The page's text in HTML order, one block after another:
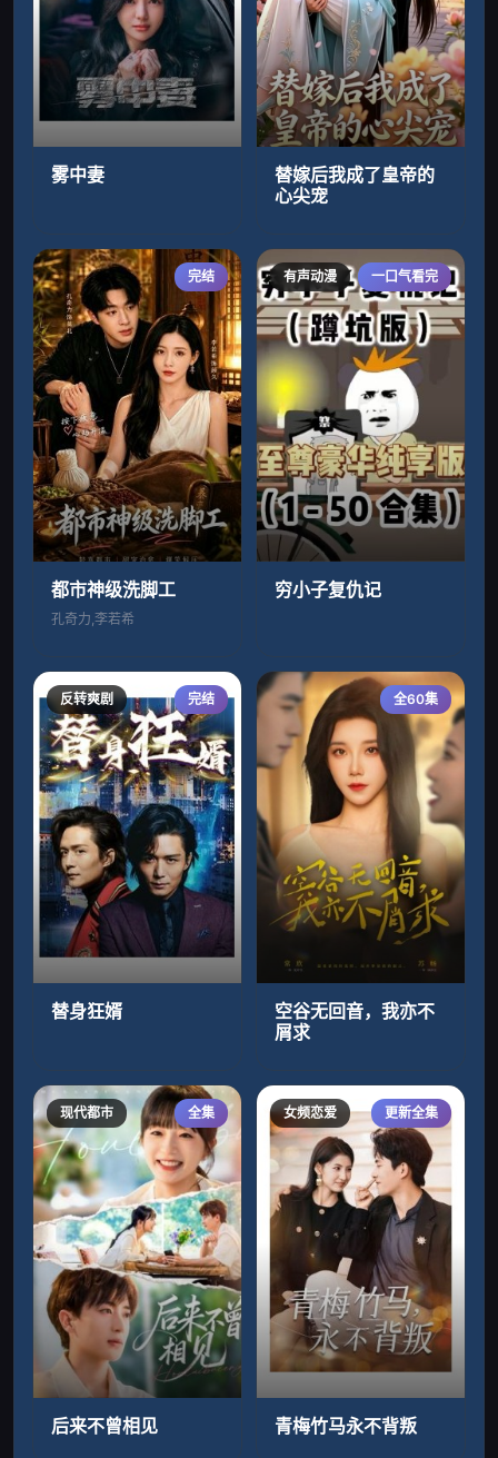
雾中妻
替嫁后我成了皇帝的
心尖宠
完结
都市神级洗脚工
孔奇力,李若希
有声动漫 一口气看完
穷小子复仇记
反转爽剧 完结
替身狂婿
全60集
空谷无回音，我亦不
屑求
现代都市 全集
后来不曾相见
女频恋爱 更新全集
青梅竹马永不背叛